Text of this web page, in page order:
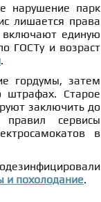
нарушение парк
лишается права
включают единую
ГОСТу и возраст
.
гордумы, затем
штрафах. Старое
заключить до
сервисы
в
и похолодание.